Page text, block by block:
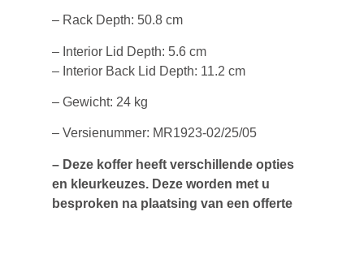
– Rack Depth: 50.8 cm
– Interior Lid Depth: 5.6 cm
– Interior Back Lid Depth: 11.2 cm
– Gewicht: 24 kg
– Versienummer: MR1923-02/25/05
– Deze koffer heeft verschillende opties
en kleurkeuzes. Deze worden met u
besproken na plaatsing van een offerte